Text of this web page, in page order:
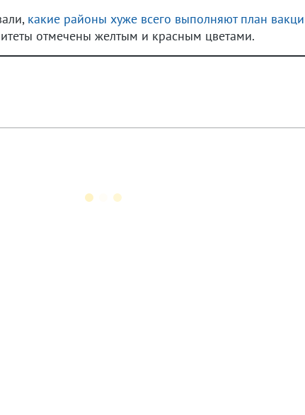
какие районы хуже всего выполняют план
отмечены желтым и красным цветами.